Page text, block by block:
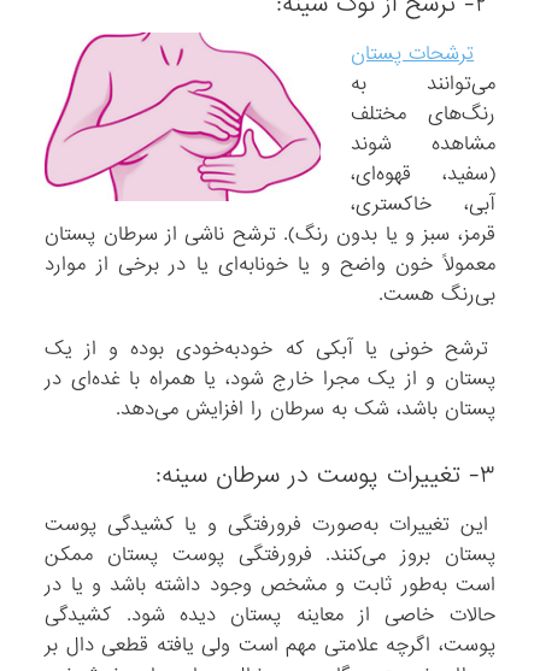
ترشحات پستان
می‌توانند به
رنگ‌های مختلف
مشاهده شوند
(سفید، قهوه‌ای،
آبی، خاکستری،
قرمز، سبز و یا بدون رنگ). ترشح ناشی از سرطان پستان
معمولاً خون واضح و یا خونابه‌ای یا در برخی از موارد
بی‌رنگ هست.
ترشح خونی یا آبکی که خودبه‌خودی بوده و از یک
پستان و از یک مجرا خارج شود، یا همراه با غده‌ای در
پستان باشد، شک به سرطان را افزایش می‌دهد.
۳- تغییرات پوست در سرطان سینه:
این تغییرات به‌صورت فرورفتگی و یا کشیدگی پوست
پستان بروز می‌کنند. فرورفتگی پوست پستان ممکن
است به‌طور ثابت و مشخص وجود داشته باشد و یا در
حالات خاصی از معاینه پستان دیده شود. کشیدگی
پوست، اگرچه علامتی مهم است ولی یافته قطعی دال بر